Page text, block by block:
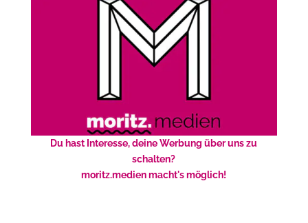
Du hast Interesse, deine Werbung über uns zu
schalten?
moritz.medien macht's möglich!